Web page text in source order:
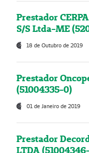
Prestador
S/S Ltda-ME
18 de Outubro de 2019
Prestador
(51004335-0)
01 de Janeiro de 2019
Prestador
LTDA